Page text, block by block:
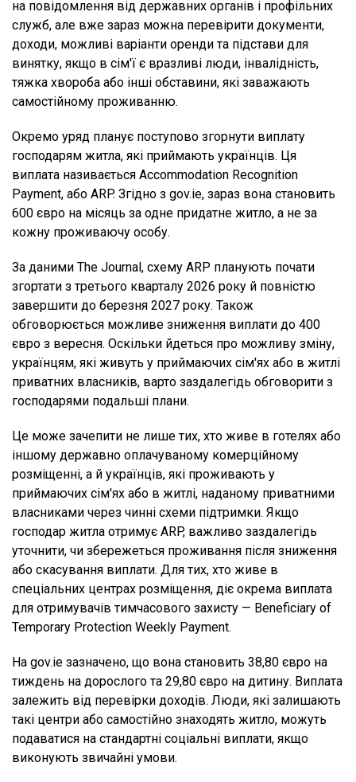
на повідомлення від державних органів і профільних
служб, але вже зараз можна перевірити документи,
доходи, можливі варіанти оренди та підстави для
винятку, якщо в сім'ї є вразливі люди, інвалідність,
тяжка хвороба або інші обставини, які заважають
самостійному проживанню.
Окремо уряд планує поступово згорнути виплату
господарям житла, які приймають українців. Ця
виплата називається Accommodation Recognition
Payment, або ARP. Згідно з gov.ie, зараз вона становить
600 євро на місяць за одне придатне житло, а не за
кожну проживаючу особу.
За даними The Journal, схему ARP планують почати
згортати з третього кварталу 2026 року й повністю
завершити до березня 2027 року. Також
обговорюється можливе зниження виплати до 400
євро з вересня. Оскільки йдеться про можливу зміну,
українцям, які живуть у приймаючих сім'ях або в житлі
приватних власників, варто заздалегідь обговорити з
господарями подальші плани.
Це може зачепити не лише тих, хто живе в готелях або
іншому державно оплачуваному комерційному
розміщенні, а й українців, які проживають у
приймаючих сім'ях або в житлі, наданому приватними
власниками через чинні схеми підтримки. Якщо
господар житла отримує ARP, важливо заздалегідь
уточнити, чи збережеться проживання після зниження
або скасування виплати. Для тих, хто живе в
спеціальних центрах розміщення, діє окрема виплата
для отримувачів тимчасового захисту — Beneficiary of
Temporary Protection Weekly Payment.
На gov.ie зазначено, що вона становить 38,80 євро на
тиждень на дорослого та 29,80 євро на дитину. Виплата
залежить від перевірки доходів. Люди, які залишають
такі центри або самостійно знаходять житло, можуть
подаватися на стандартні соціальні виплати, якщо
виконують звичайні умови.